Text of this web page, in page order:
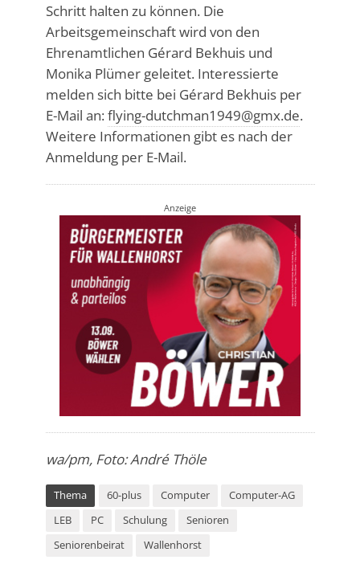
Schritt halten zu können. Die
Arbeitsgemeinschaft wird von den
Ehrenamtlichen Gérard Bekhuis und
Monika Plümer geleitet. Interessierte
melden sich bitte bei Gérard Bekhuis per
E-Mail an:flying-dutchman1949@gmx.de.
Weitere Informationen gibt es nach der
Anmeldung per E-Mail.
Anzeige
wa/pm, Foto: André Thöle
Thema 60-plus Computer
Computer-AG
LEB
PC Schulung
Senioren
Seniorenbeirat
Wallenhorst